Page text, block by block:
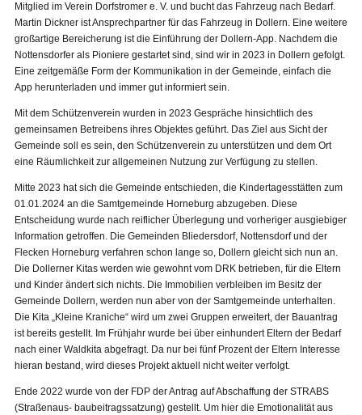
Mitglied im Verein Dorfstromer e. V. und bucht das Fahrzeug nach Bedarf.
Martin Dickner ist Ansprechpartner für das Fahrzeug in Dollern. Eine weitere
großartige Bereicherung ist die Einführung der Dollern-App. Nachdem die
Nottensdorfer als Pioniere gestartet sind, sind wir in 2023 in Dollern gefolgt.
Eine zeitgemäße Form der Kommunikation in der Gemeinde, einfach die
App herunterladen und immer gut informiert sein.
Mit dem Schützenverein wurden in 2023 Gespräche hinsichtlich des
gemeinsamen Betreibens ihres Objektes geführt. Das Ziel aus Sicht der
Gemeinde soll es sein, den Schützenverein zu unterstützen und dem Ort
eine Räumlichkeit zur allgemeinen Nutzung zur Verfügung zu stellen.
Mitte 2023 hat sich die Gemeinde entschieden, die Kindertagesstätten zum
01.01.2024 an die Samtgemeinde Horneburg abzugeben. Diese
Entscheidung wurde nach reiflicher Überlegung und vorheriger ausgiebiger
Information getroffen. Die Gemeinden Bliedersdorf, Nottensdorf und der
Flecken Horneburg verfahren schon lange so, Dollern gleicht sich nun an.
Die Dollerner Kitas werden wie gewohnt vom DRK betrieben, für die Eltern
und Kinder ändert sich nichts. Die Immobilien verbleiben im Besitz der
Gemeinde Dollern, werden nun aber von der Samtgemeinde unterhalten.
Die Kita „Kleine Kraniche“ wird um zwei Gruppen erweitert, der Bauantrag
ist bereits gestellt. Im Frühjahr wurde bei über einhundert Eltern der Bedarf
nach einer Waldkita abgefragt. Da nur bei fünf Prozent der Eltern Interesse
hieran bestand, wird dieses Projekt aktuell nicht weiter verfolgt.
Ende 2022 wurde von der FDP der Antrag auf Abschaffung der STRABS
(Straßenaus- baubeitragssatzung) gestellt. Um hier die Emotionalität aus